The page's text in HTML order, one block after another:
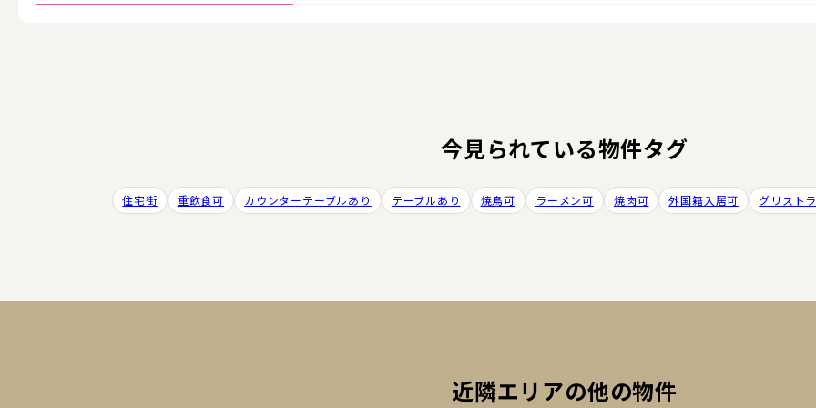
今見られている物件タグ
住宅街 重飲食可 カウンターテーブルあり テーブルあり 焼鳥可 ラーメン可 焼肉可 外国籍入居可 グリスト
近隣エリアの他の物件